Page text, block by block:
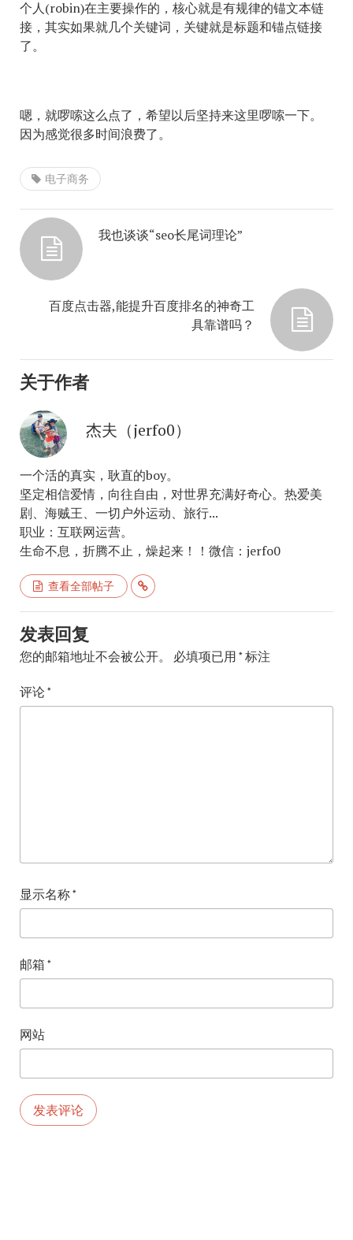
个人(robin)在主要操作的，核心就是有规律的锚文本链
接，其实如果就几个关键词，关键就是标题和锚点链接
了。
嗯，就啰嗦这么点了，希望以后坚持来这里啰嗦一下。
因为感觉很多时间浪费了。
电子商务
我也谈谈“seo长尾词理论”
百度点击器,能提升百度排名的神奇工
具靠谱吗？
关于作者
杰夫（jerfo0）
一个活的真实，耿直的boy。
坚定相信爱情，向往自由，对世界充满好奇心。热爱美
剧、海贼王、一切户外运动、旅行...
职业：互联网运营。
生命不息，折腾不止，燥起来！！微信：jerfo0
查看全部帖子
发表回复
您的邮箱地址不会被公开。 必填项已用 *标注
评论*
显示名称*
邮箱 *
网站